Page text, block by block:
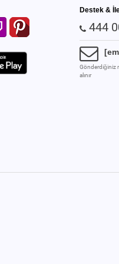
Destek &
444
Gönderdiğiniz
alınır